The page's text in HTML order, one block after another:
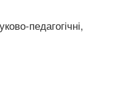
педагогічні,